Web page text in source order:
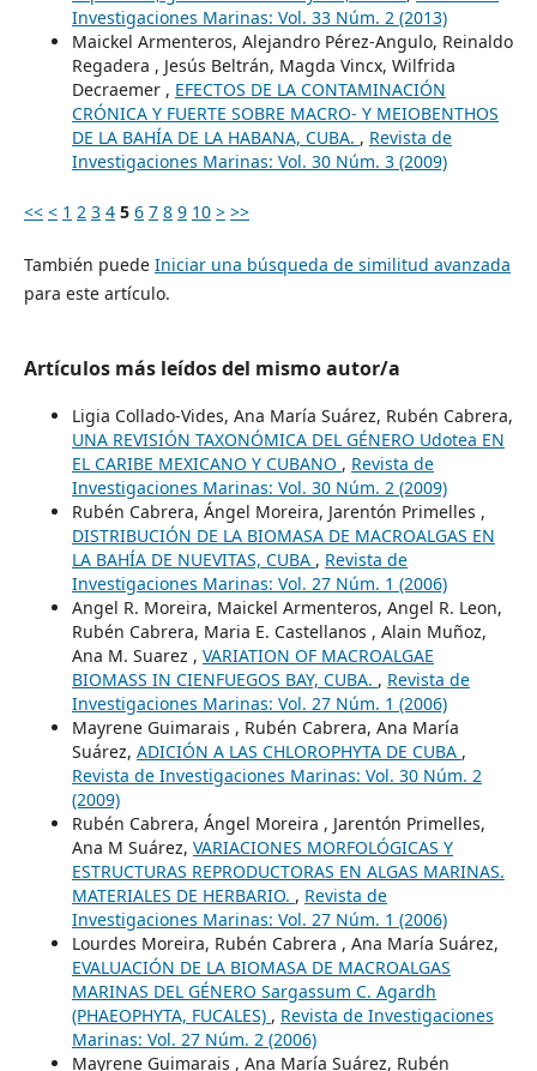
Investigaciones Marinas: Vol. 33 Núm. 2 (2013)
Maickel Armenteros, Alejandro Pérez-Angulo, Reinaldo
Regadera , Jesús Beltrán, Magda Vincx, Wilfrida
Decraemer , EFECTOS DE LA CONTAMINACIÓN
CRÓNICA Y FUERTE SOBRE MACRO- Y MEIOBENTHOS
DE LA BAHÍA DE LA HABANA, CUBA. , Revista de
Investigaciones Marinas: Vol. 30 Núm. 3 (2009)
<< < 1 2 3 4 5 6 7 8 9 10 > >>
También puede Iniciar una búsqueda de similitud avanzada
para este artículo.
Artículos más leídos del mismo autor/a
Ligia Collado-Vides, Ana María Suárez, Rubén Cabrera,
UNA REVISIÓN TAXONÓMICA DEL GÉNERO Udotea EN
EL CARIBE MEXICANO Y CUBANO , Revista de
Investigaciones Marinas: Vol. 30 Núm. 2 (2009)
Rubén Cabrera, Ángel Moreira, Jarentón Primelles ,
DISTRIBUCIÓN DE LA BIOMASA DE MACROALGAS EN
LA BAHÍA DE NUEVITAS, CUBA , Revista de
Investigaciones Marinas: Vol. 27 Núm. 1 (2006)
Angel R. Moreira, Maickel Armenteros, Angel R. Leon,
Rubén Cabrera, Maria E. Castellanos , Alain Muñoz,
Ana M. Suarez , VARIATION OF MACROALGAE
BIOMASS IN CIENFUEGOS BAY, CUBA. , Revista de
Investigaciones Marinas: Vol. 27 Núm. 1 (2006)
Mayrene Guimarais , Rubén Cabrera, Ana María
Suárez, ADICIÓN A LAS CHLOROPHYTA DE CUBA ,
Revista de Investigaciones Marinas: Vol. 30 Núm. 2
(2009)
Rubén Cabrera, Ángel Moreira , Jarentón Primelles,
Ana M Suárez, VARIACIONES MORFOLÓGICAS Y
ESTRUCTURAS REPRODUCTORAS EN ALGAS MARINAS.
MATERIALES DE HERBARIO. , Revista de
Investigaciones Marinas: Vol. 27 Núm. 1 (2006)
Lourdes Moreira, Rubén Cabrera , Ana María Suárez,
EVALUACIÓN DE LA BIOMASA DE MACROALGAS
MARINAS DEL GÉNERO Sargassum C. Agardh
(PHAEOPHYTA, FUCALES) , Revista de Investigaciones
Marinas: Vol. 27 Núm. 2 (2006)
Mayrene Guimarais , Ana María Suárez, Rubén